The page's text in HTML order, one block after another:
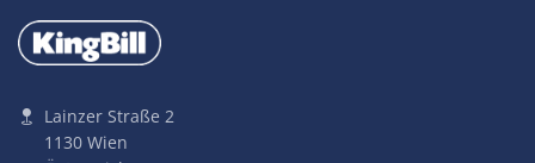
Lainzer Straße 2
1130 Wien